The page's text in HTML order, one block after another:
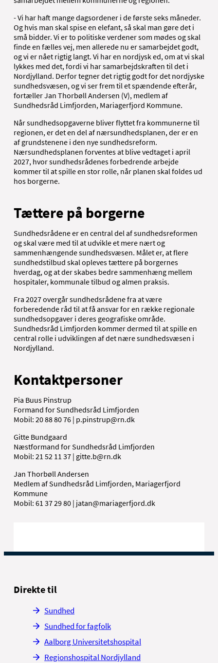
- Vi har haft mange dagsordener i de første seks måneder.
Og hvis man skal spise en elefant, så skal man gøre det i
små bidder. Vi er to politiske verdener som mødes og skal
finde en fælles vej, men allerede nu er samarbejdet godt,
og vi er nået rigtig langt. Vi har en nordjysk ed, om at vi skal
lykkes med det, fordi vi har samarbejdskraften til det i
Nordjylland. Derfor tegner det rigtig godt for det nordjyske
sundhedsvæsen, og vi ser frem til et spændende efterår,
fortæller Jan Thorbøll Andersen (V), medlem af
Sundhedsråd Limfjorden, Mariagerfjord Kommune.
Når sundhedsopgaverne bliver flyttet fra kommunerne til
regionen, er det en del af nærsundhedsplanen, der er en
af grundstenene i den nye sundhedsreform.
Nærsundhedsplanen forventes at blive vedtaget i april
2027, hvor sundhedsrådenes forbedrende arbejde
kommer til at spille en stor rolle, når planen skal foldes ud
hos borgerne.
Tættere på borgerne
Sundhedsrådene er en central del af sundhedsreformen
og skal være med til at udvikle et mere nært og
sammenhængende sundhedsvæsen. Målet er, at flere
sundhedstilbud skal opleves tættere på borgernes
hverdag, og at der skabes bedre sammenhæng mellem
hospitaler, kommunale tilbud og almen praksis.
Fra 2027 overgår sundhedsrådene fra at være
forberedende råd til at få ansvar for en række regionale
sundhedsopgaver i deres geografiske område.
Sundhedsråd Limfjorden kommer dermed til at spille en
central rolle i udviklingen af det nære sundhedsvæsen i
Nordjylland.
Kontaktpersoner
Pia Buus Pinstrup
Formand for Sundhedsråd Limfjorden
Mobil: 20 88 80 76 | p.pinstrup@rn.dk
Gitte Bundgaard
Næstformand for Sundhedsråd Limfjorden
Mobil: 21 52 11 37 | gitte.b@rn.dk
Jan Thorbøll Andersen
Medlem af Sundhedsråd Limfjorden, Mariagerfjord
Kommune
Mobil: 61 37 29 80 | jatan@mariagerfjord.dk
Direkte til
Sundhed
Sundhed for fagfolk
Aalborg Universitetshospital
Regionshospital Nordjylland